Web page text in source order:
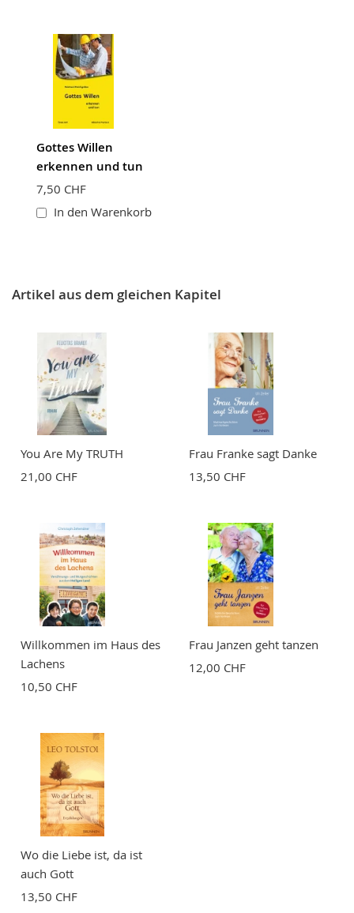
Gottes Willen
erkennen und tun
7,50 CHF
In den Warenkorb
Artikel aus dem gleichen Kapitel
You Are My TRUTH
21,00 CHF
Frau Franke sagt Danke
13,50 CHF
Willkommen im Haus des
Lachens
10,50 CHF
Frau Janzen geht tanzen
12,00 CHF
Wo die Liebe ist, da ist
auch Gott
13,50 CHF